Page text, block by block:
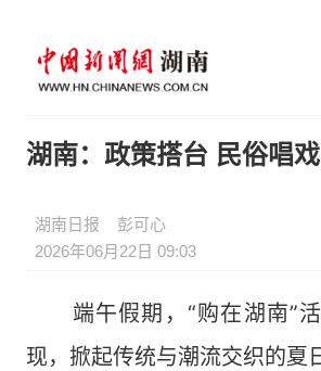
湖南：政策搭台 民俗唱
湖南日报
彭可心
2026年06月22日 09:03
端午假期，“购在湖南”活
现，掀起传统与潮流交织的夏